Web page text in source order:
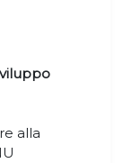
alla